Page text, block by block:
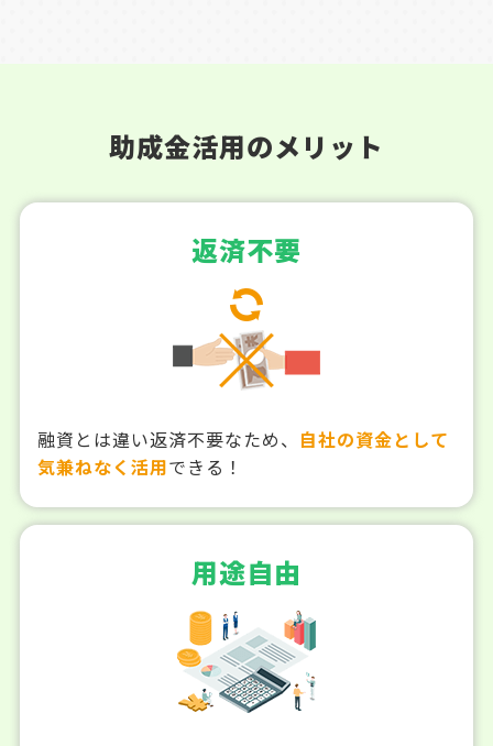
助成金活用のメリット
返済不要
融資とは違い返済不要なため、 自社の資金として
気兼ねなく活用できる！
用途自由